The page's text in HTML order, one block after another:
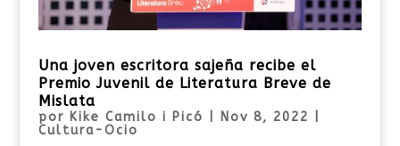
Una joven escritora sajeña recibe el
Premio Juvenil de Literatura Breve de
Mislata
por Kike Camilo i Picó Nov 8, 2022
Cultura-Ocio